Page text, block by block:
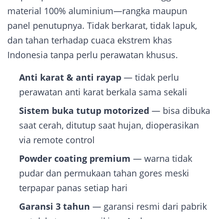
material 100% aluminium—rangka maupun
panel penutupnya. Tidak berkarat, tidak lapuk,
dan tahan terhadap cuaca ekstrem khas
Indonesia tanpa perlu perawatan khusus.
Anti karat & anti rayap — tidak perlu
perawatan anti karat berkala sama sekali
Sistem buka tutup motorized — bisa dibuka
saat cerah, ditutup saat hujan, dioperasikan
via remote control
Powder coating premium — warna tidak
pudar dan permukaan tahan gores meski
terpapar panas setiap hari
Garansi 3 tahun — garansi resmi dari pabrik